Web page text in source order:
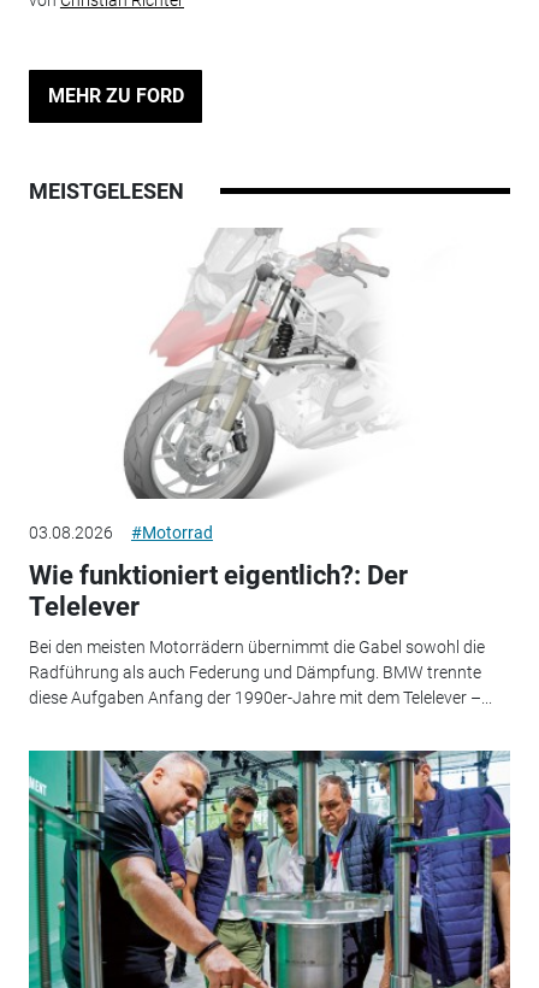
MEHR ZU FORD
MEISTGELESEN
03.08.2026 #Motorrad
Wie funktioniert eigentlich?: Der
Telelever
Bei den meisten Motorrädern übernimmt die Gabel sowohl die
Radführung als auch Federung und Dämpfung. BMW trennte
diese Aufgaben Anfang der 1990er-Jahre mit dem Telelever –...